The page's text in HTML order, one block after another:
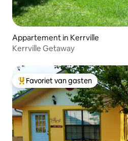
Appartement in Kerrville
Kerrville Getaway
Topfavoriet van gasten
Favoriet van gasten